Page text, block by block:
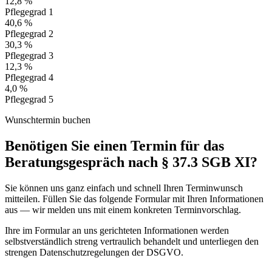
Pflegegrad 1
40,6 %
Pflegegrad 2
30,3 %
Pflegegrad 3
12,3 %
Pflegegrad 4
4,0 %
Pflegegrad 5
Wunschtermin buchen
Benötigen Sie einen Termin für das
Beratungsgespräch nach § 37.3 SGB XI?
Sie können uns ganz einfach und schnell Ihren Terminwunsch
mitteilen. Füllen Sie das folgende Formular mit Ihren Informationen
aus — wir melden uns mit einem konkreten Terminvorschlag.
Ihre im Formular an uns gerichteten Informationen werden
selbstverständlich streng vertraulich behandelt und unterliegen den
strengen Datenschutzregelungen der DSGVO.